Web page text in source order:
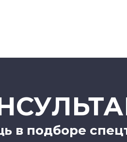
в подборе